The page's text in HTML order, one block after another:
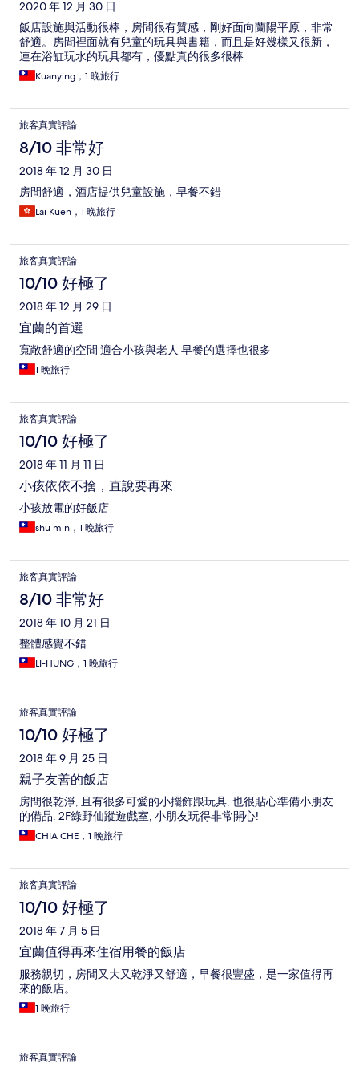
2020 年 12 月 30 日
飯店設施與活動很棒，房間很有質感，剛好面向蘭陽平原，非常
舒適。房間裡面就有兒童的玩具與書籍，而且是好幾樣又很新，
連在浴缸玩水的玩具都有，優點真的很多很棒
Kuanying，1 晚旅行
旅客真實評論
8/10 非常好
2018 年 12 月 30 日
房間舒適，酒店提供兒童設施，早餐不錯
Lai Kuen，1 晚旅行
旅客真實評論
10/10 好極了
2018 年 12 月 29 日
宜蘭的首選
寬敞舒適的空間 適合小孩與老人 早餐的選擇也很多
1 晚旅行
旅客真實評論
10/10 好極了
2018 年 11 月 11 日
小孩依依不捨，直說要再來
小孩放電的好飯店
shu min，1 晚旅行
旅客真實評論
8/10 非常好
2018 年 10 月 21 日
整體感覺不錯
LI-HUNG，1 晚旅行
旅客真實評論
10/10 好極了
2018 年 9 月 25 日
親子友善的飯店
房間很乾淨, 且有很多可愛的小擺飾跟玩具, 也很貼心準備小朋友
的備品. 2F綠野仙蹤遊戲室, 小朋友玩得非常開心!
CHIA CHE，1 晚旅行
旅客真實評論
10/10 好極了
2018 年 7 月 5 日
宜蘭值得再來住宿用餐的飯店
服務親切，房間又大又乾淨又舒適，早餐很豐盛，是一家值得再
來的飯店。
1 晚旅行
旅客真實評論